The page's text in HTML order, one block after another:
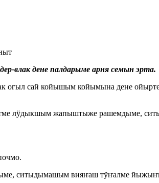
влак дене палдарыме арня семын эрта.
сай койышым койымына дене
лӱдыкшым жапыштыже рашемдыме,
ситыдымашым вияҥаш тӱҥалме